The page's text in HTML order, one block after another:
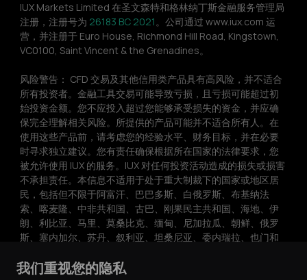
IUX Markets Limited 在圣文森特和格林纳丁斯金融服务管理局
注册，注册号为 26183 BC 2021。公司通过 www.iux.com 运
营，并注册于 Euro House, Richmond Hill Road, Kingstown,
VC0100, Saint Vincent & the Grenadines。
风险警告： CFD 交易及其他信用类产品具有高风险，并不适合
所有投资者。金融工具交易可能导致亏损，且亏损可能超过初
始投资金额。您不应投入超过您能够承受损失的资金，并应确
保完全理解相关风险。所提供的产品可能并不适合所有人。在
使用这些产品前，请考虑您的经验水平、财务目标，并在必要
时寻求独立建议。您有责任确保根据所在国家的法律要求，您
被允许使用 IUX 的服务。IUX 对任何投资活动造成的损失或损害
不承担责任。本信息不适用于处于重大制裁下的国家或地区居
民，包括但不限于阿富汗、巴巴多斯、白俄罗斯、布基纳法
索、喀麦隆、中非共和国、古巴、刚果民主共和国、海地、伊
朗、利比亚、马里、莫桑比克、缅甸、尼加拉瓜、朝鲜、俄罗
斯、塞内加尔、苏丹、叙利亚、坦桑尼亚、委内瑞拉、也门和
我们重视您的隐私